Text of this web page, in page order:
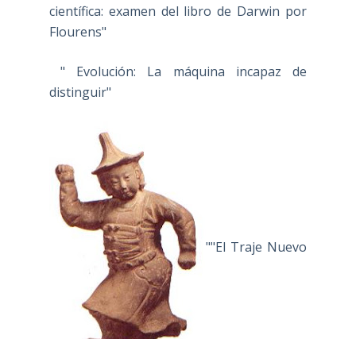
científica: examen del libro de Darwin por
Flourens"
" Evolución: La máquina incapaz de
distinguir"
""El Traje Nuevo